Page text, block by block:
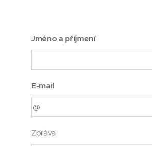
Jméno a příjmení
E-mail
Zpráva